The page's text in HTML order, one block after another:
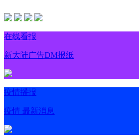
在线看报
新大陆广告DM报纸
疫情播报
疫情 最新消息